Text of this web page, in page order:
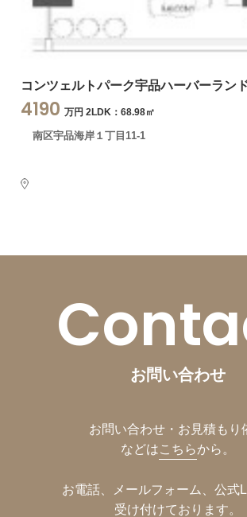
コンツェルトパーク宇品ハーバーラン
4190 万円 2LDK：68.98㎡
南区宇品海岸１丁目11-1
お問い合わせ
お問い合わせ・お見積もり
などはこちらから。
お電話、メールフォーム、公式
受け付けております。